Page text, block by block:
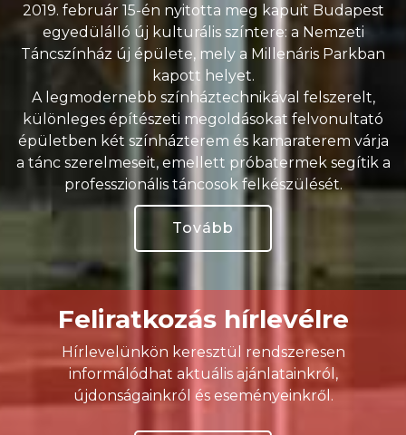
2019. február 15-én nyitotta meg kapuit Budapest
egyedülálló új kulturális színtere: a Nemzeti
Táncszínház új épülete, mely a Millenáris Parkban
kapott helyet.
A legmodernebb színháztechnikával felszerelt,
különleges építészeti megoldásokat felvonultató
épületben két színházterem és kamaraterem várja
a tánc szerelmeseit, emellett próbatermek segítik a
professzionális táncosok felkészülését.
Tovább
Feliratkozás hírlevélre
Hírlevelünkön keresztül rendszeresen
informálódhat aktuális ajánlatainkról,
újdonságainkról és eseményeinkről.